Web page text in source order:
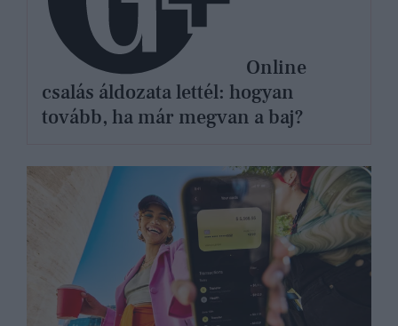
csalás áldozata lettél: hogyan
tovább, ha már megvan a baj?